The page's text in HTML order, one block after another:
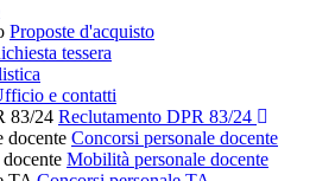
Proposte d'acquisto
tessera
e contatti
83/24 Reclutamento DPR 83/24
docente Concorsi personale docente
Mobilità personale docente